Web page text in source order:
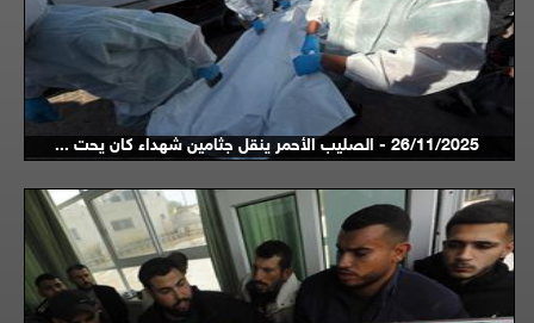
26/11/2025 - الصليب الأحمر ينقل جثامين شهداء كان يحت ...